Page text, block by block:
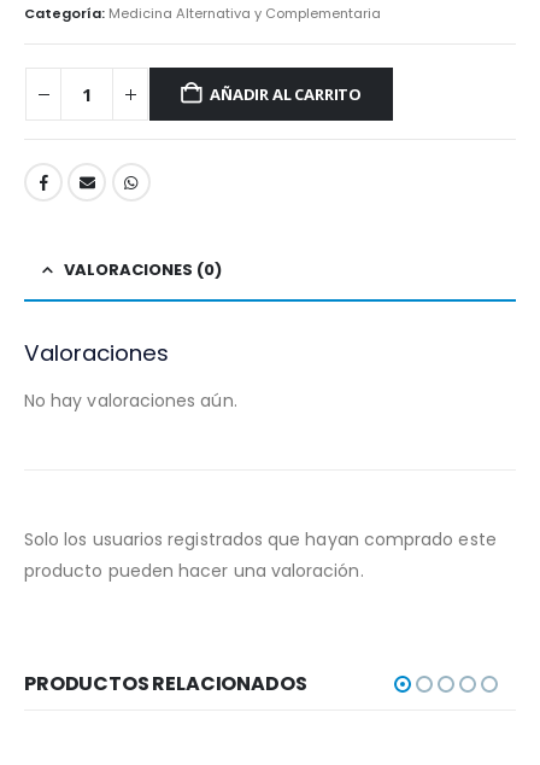
Categoría: Medicina Alternativa y Complementaria
AÑADIR AL CARRITO
VALORACIONES (0)
Valoraciones
No hay valoraciones aún.
Solo los usuarios registrados que hayan comprado este
producto pueden hacer una valoración.
PRODUCTOS RELACIONADOS